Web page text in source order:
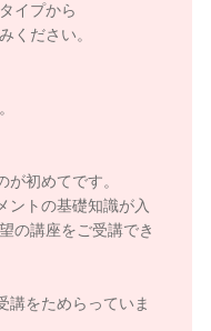
イプから
ください。
初めてです。
ントの基礎知識が入
の講座をご受講でき
講をためらっていま